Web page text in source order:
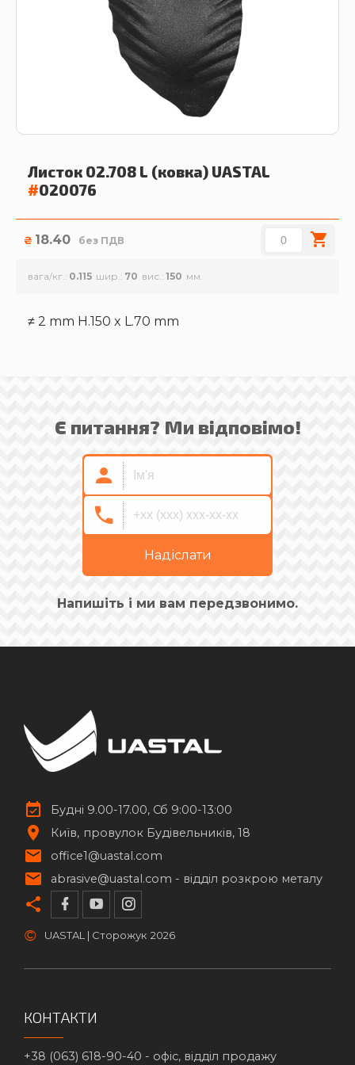
Листок 02.708 L (ковка) UASTAL
#020076
₴ 18.40 без ПДВ
вага/кг. 0.115 шир. 70 вис. 150
≠ 2 mm H.150 x L.70 mm
Є питання? Ми відповімо!
Надіслати
Напишіть і ми вам передзвонимо.
Будні 9.00-17.00, Сб 9:00-13:00
Київ
провулок Будівельників, 18
office1@uastal.com
abrasive@uastal.com - відділ розкрою металу
© UASTAL | Сторожук 2026
КОНТАКТИ
+38 (063) 618-90-40 - офіс, відділ продажу